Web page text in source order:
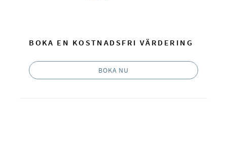
BOKA EN KOSTNADSFRI VÄRDERING
BOKA NU